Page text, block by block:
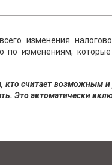
изменения
изменениям,
кто считает возможным
Это автоматически